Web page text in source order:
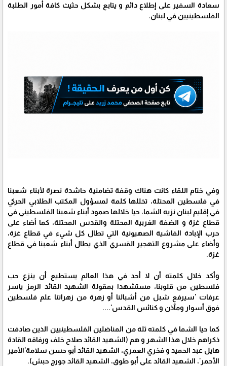
سعادة السفير على إطلاع دائم و يتابع بشكل حثيث كافة أمور الطلبة
الفلسطينيين في لبنان.
وفي ختام اللقاء كانت هناك وقفة تضامنية حاشدة نصرة لأبناء شعبنا
في فلسطين المحتلة، تخللها كلمة لمسؤول المكتب الطلابي الحركي
في إقليم لبنان نزيه الشما، حيا خلالها صمود أبناء شعبنا الفلسطيني في
قطاع غزة و الضفة الغربية المحتلة والقدس المحتلة، كما أضاء على
حرب الإبادة الفاشية الصهيونية التي تطال كل شيء في قطاع غزة،
وأضاء على مشروع التهجير القسري الذي يطال أبناء شعبنا في قطاع
غزة.
وأكد خلال كلمته أن لا أحد في هذا العالم يستطيع أن ينزع حب
فلسطين من قلوبنا، مستشهدا بمقولة الشهيد القائد الرمز ياسر
عرفات 'سيرفع شبل من أشبالنا أو زهرة من زهراتنا علم فلسطين
فوق أسوار ومآذن و كنائس القدس'....
كما حيا الشما في كلمته ثلة من المناضلين الفلسطينيين الذين صادفت
ذكراهم خلال هذا الشهر و هم (الشهيد القائد صلاح خلف ورفاقه القادة
هايل عبد الحميد و فخري العمري، الشهيد القائد أبو حسن سلامة'الأمير
الأحمر'، الشهيد القائد علي أبو طوق، الشهيد القائد جورج حبش).